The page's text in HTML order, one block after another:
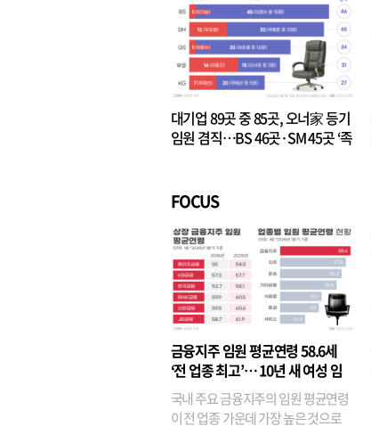
대기업 89곳 중 85곳, 오너家 등기
임원 겸직…BS 46곳·SM 45곳 ‘족
FOCUS
금융지주 임원 평균연령 58.6세
‘전 업종 최고’… 10년 새 여성 임
원은 14배 껑충
국내 주요 금융지주의 임원 평균연령
이 전 업종 가운데 가장 높은 것으로